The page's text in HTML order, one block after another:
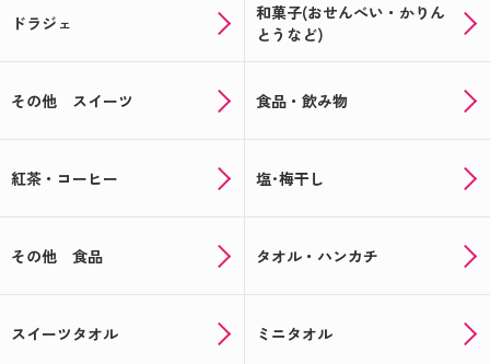
ドラジェ
和菓子(おせんべい・かりん
とうなど)
その他 スイーツ 食品・飲み物
紅茶・コーヒー 塩･梅干し
その他 食品 タオル・ハンカチ
スイーツタオル ミニタオル